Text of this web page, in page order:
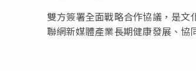
雙方簽署全面戰略合作協議，是
聯網新媒體產業長期健康發展、協